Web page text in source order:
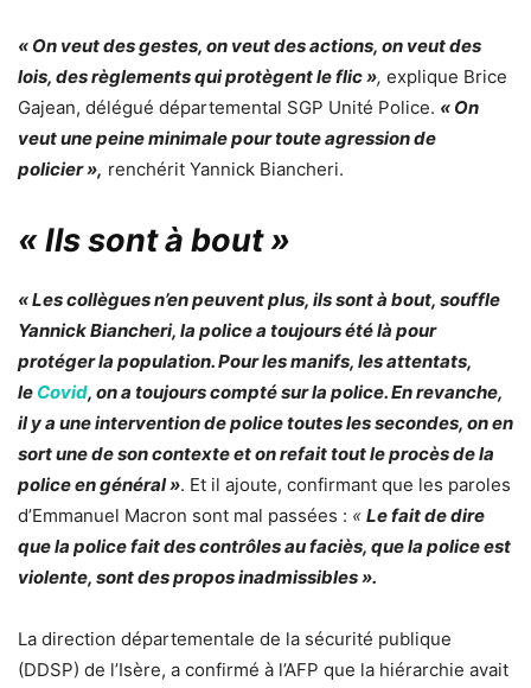
« On veut des gestes, on veut des actions, on veut des
lois, des règlements qui protègent le flic », explique Brice
Gajean, délégué départemental SGP Unité Police. « On
veut une peine minimale pour toute agression de
policier », renchérit Yannick Biancheri.
« Ils sont à bout »
« Les collègues n’en peuvent plus, ils sont à bout, souffle
Yannick Biancheri, la police a toujours été là pour
protéger la population. Pour les manifs, les attentats,
le Covid, on a toujours compté sur la police. En revanche,
il y a une intervention de police toutes les secondes, on en
sort une de son contexte et on refait tout le procès de la
police en général ». Et il ajoute, confirmant que les paroles
d’Emmanuel Macron sont mal passées : « Le fait de dire
que la police fait des contrôles au faciès, que la police est
violente, sont des propos inadmissibles ».
La direction départementale de la sécurité publique
(DDSP) de l’Isère, a confirmé à l’AFP que la hiérarchie avait